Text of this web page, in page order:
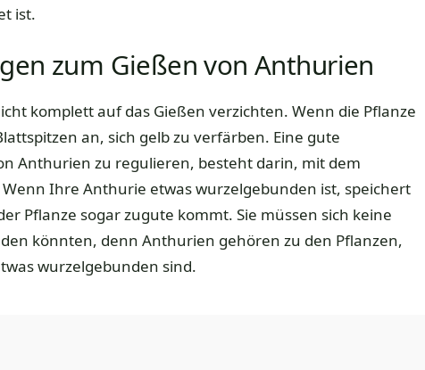
ist.
zum Gießen von Anthurien
komplett auf das Gießen verzichten. Wenn die Pflanze
an, sich gelb zu verfärben. Eine gute
Anthurien zu regulieren, besteht darin, mit dem
Ihre Anthurie etwas wurzelgebunden ist, speichert
Pflanze sogar zugute kommt. Sie müssen sich keine
könnten, denn Anthurien gehören zu den Pflanzen,
wurzelgebunden sind.